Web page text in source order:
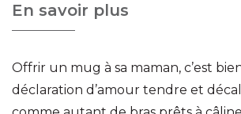
En savoir plus
Offrir un mug à sa maman, c’est
déclaration d’amour tendre et